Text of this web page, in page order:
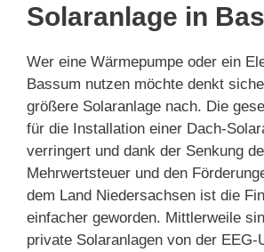
Solaranlage in
Wer eine Wärmepumpe oder ein
Bassum nutzen möchte denkt
größere Solaranlage nach. Die
für die Installation einer Dach-
verringert und dank der Senkung
Mehrwertsteuer und den
dem Land Niedersachsen ist die
einfacher geworden. Mittlerweile
private Solaranlagen von der EEG-